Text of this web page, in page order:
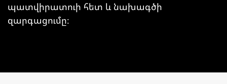
պատվիրատուի հետ և նախագծի
զարգացումը։